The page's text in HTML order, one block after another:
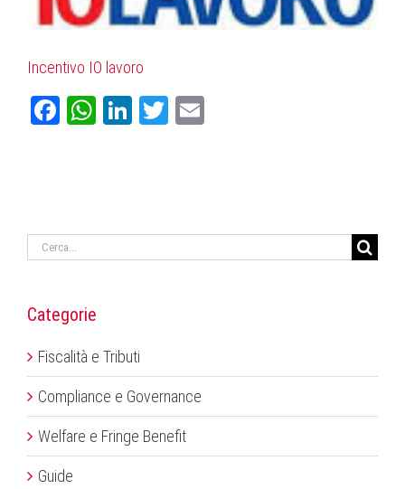
Incentivo IO lavoro
Facebook
WhatsApp
LinkedIn
Twitter
Cerca
per:
Categorie
Fiscalità e Tributi
Compliance e Governance
Welfare e Fringe Benefit
Guide